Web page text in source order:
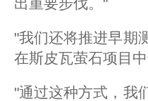
"我们还将推进早期
在斯皮瓦萤石项目
"通过这种方式，我